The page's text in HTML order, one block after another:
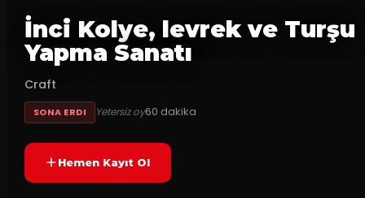
İnci Kolye, levrek ve Turşu
Yapma Sanatı
Craft
SONA ERDI Yetersiz oy60 dakika
Hemen Kayıt Ol